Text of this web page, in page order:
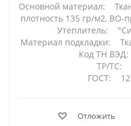
Основной материал:
плотность 135 гр/м2, ВО-
Утеплитель:
Материал подкладки:
Код ТН
ТР/ТС:
ГОСТ:
Отложить